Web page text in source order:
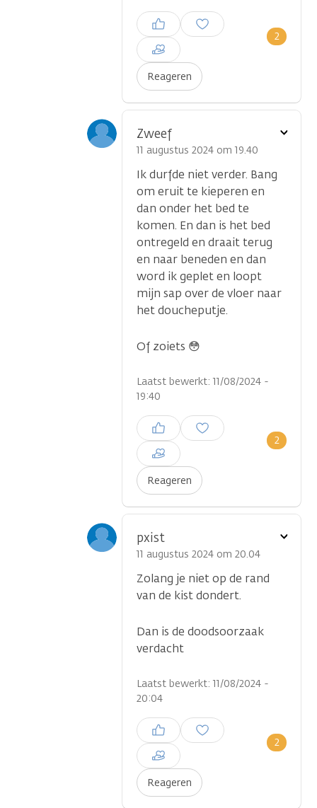
Reageren
2
Inloggen om een reactie te
plaatsen
Zweef
11 augustus 2024 om 19.40
Ik durfde niet verder. Bang
om eruit te kieperen en
dan onder het bed te
komen. En dan is het bed
ontregeld en draait terug
en naar beneden en dan
word ik geplet en loopt
mijn sap over de vloer naar
het doucheputje.
Of zoiets 😳
Laatst bewerkt: 11/08/2024 -
19:40
Reageren
2
Inloggen om een reactie te
plaatsen
Toon
pxist
11 augustus 2024 om 20.04
Zolang je niet op de rand
van de kist dondert.
Dan is de doodsoorzaak
verdacht
Laatst bewerkt: 11/08/2024 -
20:04
Reageren
2
Inloggen om een reactie te
plaatsen
Toon